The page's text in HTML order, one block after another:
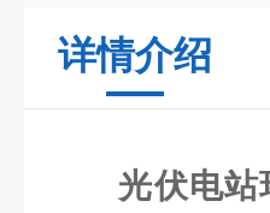
详情介绍
光伏电站